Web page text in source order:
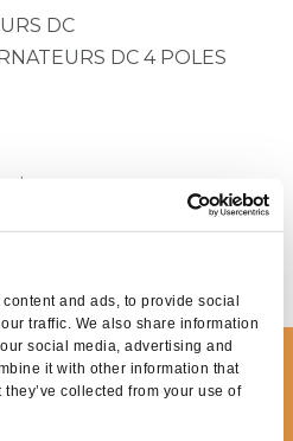
and ads, to provide social
traffic. We also share information
social media, advertising and
it with other information that
collected from your use of
DC
DC 4 POLES
ET DC
DES